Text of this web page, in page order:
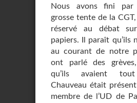
Nous avons fini
grosse tente de la
réservé au débat
papiers. Il paraît qu’ils
au courant de notre
ont parlé des
qu’ils avaient tout
Chauveau était présent
membre de l’UD de